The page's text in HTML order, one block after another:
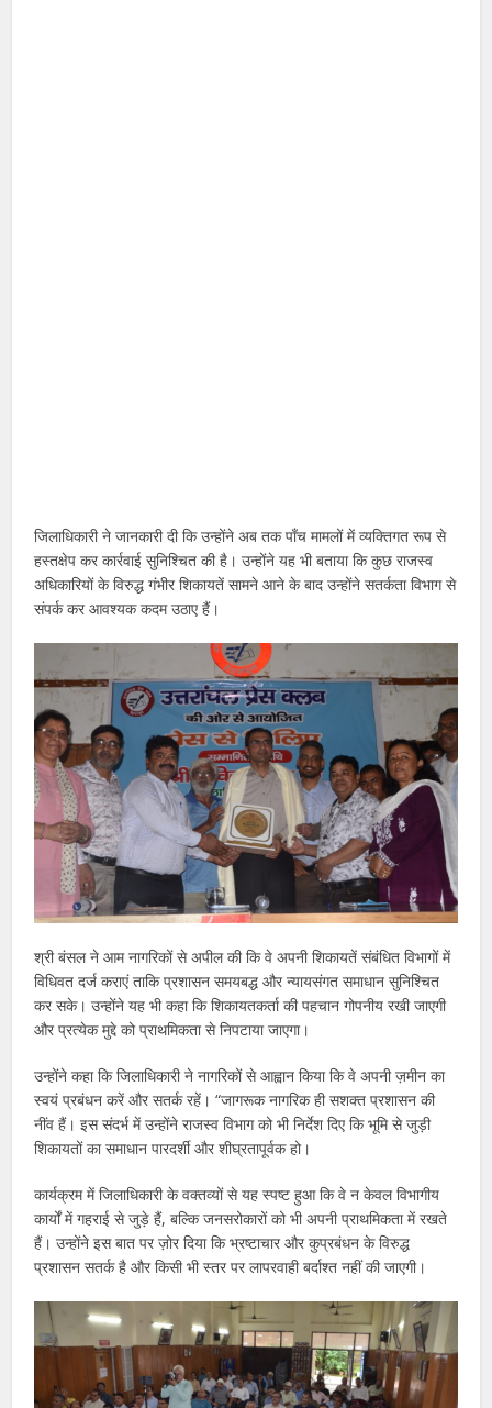
जिलाधिकारी ने जानकारी दी कि उन्होंने अब तक पाँच मामलों में व्यक्तिगत रूप से
हस्तक्षेप कर कार्रवाई सुनिश्चित की है। उन्होंने यह भी बताया कि कुछ राजस्व
अधिकारियों के विरुद्ध गंभीर शिकायतें सामने आने के बाद उन्होंने सतर्कता विभाग से
संपर्क कर आवश्यक कदम उठाए हैं।
श्री बंसल ने आम नागरिकों से अपील की कि वे अपनी शिकायतें संबंधित विभागों में
विधिवत दर्ज कराएं ताकि प्रशासन समयबद्ध और न्यायसंगत समाधान सुनिश्चित
कर सके। उन्होंने यह भी कहा कि शिकायतकर्ता की पहचान गोपनीय रखी जाएगी
और प्रत्येक मुद्दे को प्राथमिकता से निपटाया जाएगा।
उन्होंने कहा कि जिलाधिकारी ने नागरिकों से आह्वान किया कि वे अपनी ज़मीन का
स्वयं प्रबंधन करें और सतर्क रहें। “जागरूक नागरिक ही सशक्त प्रशासन की
नींव हैं। इस संदर्भ में उन्होंने राजस्व विभाग को भी निर्देश दिए कि भूमि से जुड़ी
शिकायतों का समाधान पारदर्शी और शीघ्रतापूर्वक हो।
कार्यक्रम में जिलाधिकारी के वक्तव्यों से यह स्पष्ट हुआ कि वे न केवल विभागीय
कार्यों में गहराई से जुड़े हैं, बल्कि जनसरोकारों को भी अपनी प्राथमिकता में रखते
हैं। उन्होंने इस बात पर ज़ोर दिया कि भ्रष्टाचार और कुप्रबंधन के विरुद्ध
प्रशासन सतर्क है और किसी भी स्तर पर लापरवाही बर्दाश्त नहीं की जाएगी।